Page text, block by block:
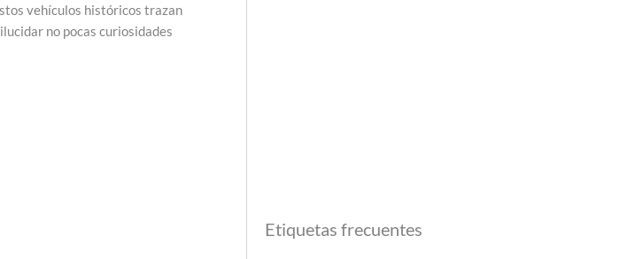
vehículos históricos trazan
no pocas curiosidades
Etiquetas frecuentes